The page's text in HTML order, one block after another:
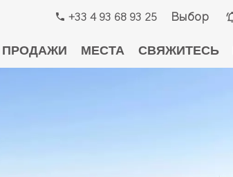
+33 4 93 68 93 25 Выбор
ПРОДАЖИ МЕСТА СВЯЖИТЕСЬ